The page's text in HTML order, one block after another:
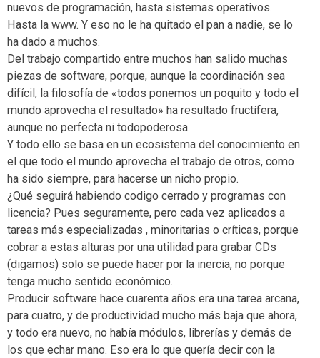
nuevos de programación, hasta sistemas operativos.
Hasta la www. Y eso no le ha quitado el pan a nadie, se lo
ha dado a muchos.
Del trabajo compartido entre muchos han salido muchas
piezas de software, porque, aunque la coordinación sea
difícil, la filosofía de «todos ponemos un poquito y todo el
mundo aprovecha el resultado» ha resultado fructífera,
aunque no perfecta ni todopoderosa.
Y todo ello se basa en un ecosistema del conocimiento en
el que todo el mundo aprovecha el trabajo de otros, como
ha sido siempre, para hacerse un nicho propio.
¿Qué seguirá habiendo codigo cerrado y programas con
licencia? Pues seguramente, pero cada vez aplicados a
tareas más especializadas , minoritarias o críticas, porque
cobrar a estas alturas por una utilidad para grabar CDs
(digamos) solo se puede hacer por la inercia, no porque
tenga mucho sentido económico.
Producir software hace cuarenta años era una tarea arcana,
para cuatro, y de productividad mucho más baja que ahora,
y todo era nuevo, no había módulos, librerías y demás de
los que echar mano. Eso era lo que quería decir con la